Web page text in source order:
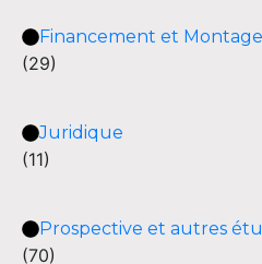
Financement et
(29)
Juridique
(11)
Prospective et autres
(70)